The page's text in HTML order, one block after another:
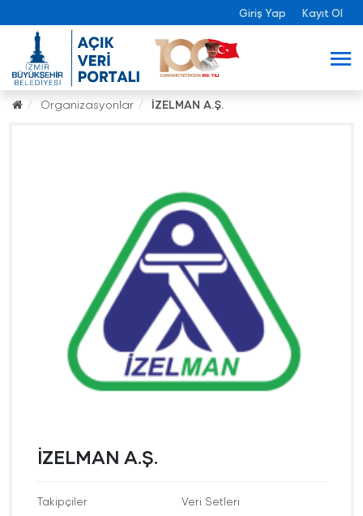
Giriş Yap Kayıt Ol
Organizasyonlar İZELMAN A.Ş.
İZELMAN A.Ş.
Takipçiler Veri Setleri